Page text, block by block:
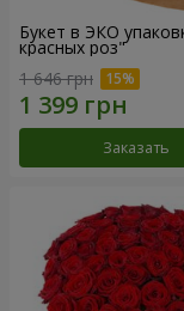
Букет в ЭКО
красных роз"
1 646 грн
Заказать